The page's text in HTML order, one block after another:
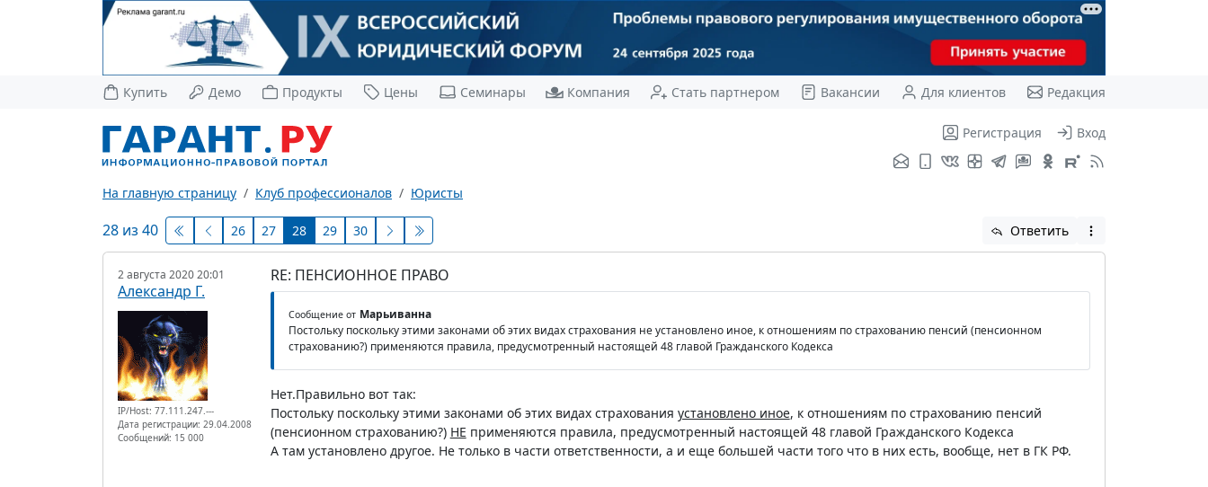
Купить Демо Продукты Цены Семинары Компания Стать партнером Вакансии Для клиентов Редакция
Регистрация Вход
На главную страницу Клуб профессионалов Юристы
28 из 40 26 27 28 29 30 Ответить
2 августа 2020 20:01
Александр Г.
IP/Host: 77.111.247.---
Дата регистрации: 29.04.2008
Сообщений: 15 000
RE: ПЕНСИОННОЕ ПРАВО
Сообщение от Марьиванна
Постольку поскольку этими законами об этих видах страхования не установлено иное, к отношениям по страхованию пенсий (пенсионном
страхованию?) применяются правила, предусмотренный настоящей 48 главой Гражданского Кодекса
Нет.Правильно вот так:
Постольку поскольку этими законами об этих видах страхования установлено иное, к отношениям по страхованию пенсий
(пенсионном страхованию?) НЕ применяются правила, предусмотренный настоящей 48 главой Гражданского Кодекса
А там установлено другое. Не только в части ответственности, а и еще большей части того что в них есть, вообще, нет в ГК РФ.